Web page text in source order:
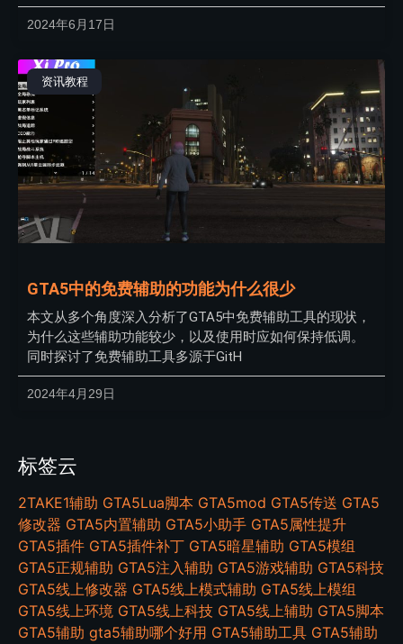
2024年6月17日
资讯教程
GTA5中的免费辅助的功能为什么很少
本文从多个角度深入分析了GTA5中免费辅助工具的现状，
为什么这些辅助功能较少，以及使用时应如何保持低调。
同时探讨了免费辅助工具多源于GitH
2024年4月29日
标签云
2TAKE1辅助 GTA5Lua脚本 GTA5mod GTA5传送 GTA5
修改器 GTA5内置辅助 GTA5小助手 GTA5属性提升
GTA5插件 GTA5插件补丁 GTA5暗星辅助 GTA5模组
GTA5正规辅助 GTA5注入辅助 GTA5游戏辅助 GTA5科技
GTA5线上修改器 GTA5线上模式辅助 GTA5线上模组
GTA5线上环境 GTA5线上科技 GTA5线上辅助 GTA5脚本
GTA5辅助 gta5辅助哪个好用 GTA5辅助工具 GTA5辅助